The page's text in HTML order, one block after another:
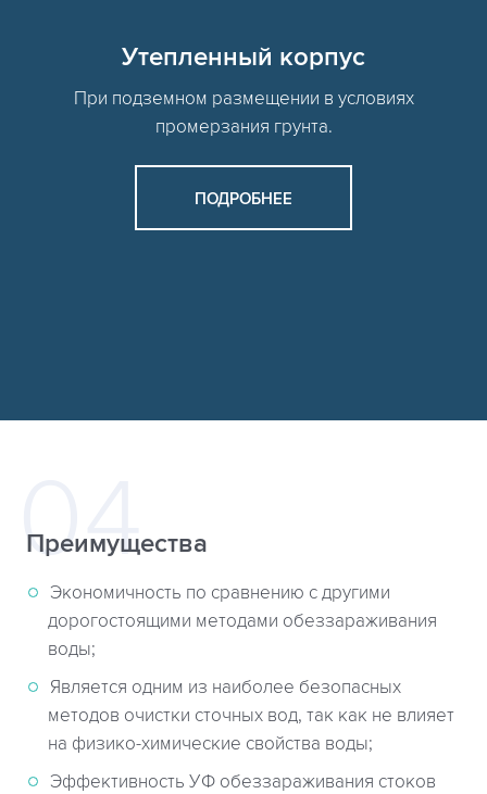
Утепленный корпус
При подземном размещении в условиях
промерзания грунта.
ПОДРОБНЕЕ
Преимущества
Экономичность по сравнению с другими
дорогостоящими методами обеззараживания
воды;
Является одним из наиболее безопасных
методов очистки сточных вод, так как не влияет
на физико-химические свойства воды;
Эффективность УФ обеззараживания стоков